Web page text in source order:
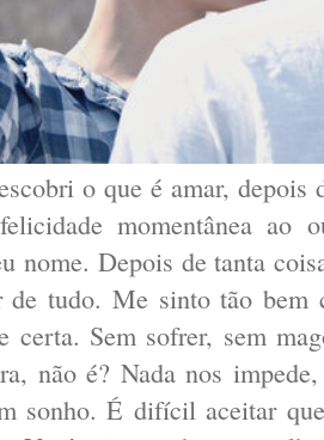
o que é amar, depois
momentânea ao
nome. Depois de tanta
de tudo. Me sinto tão bem
certa. Sem sofrer, sem
não é? Nada nos
sonho. É difícil aceitar